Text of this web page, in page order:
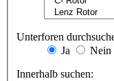
Unterforen
Ja
Nein
Innerhalb suchen: